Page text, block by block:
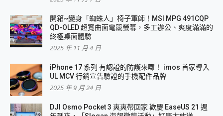
開箱~變身「蜘蛛人」椅子軍師！MSI MPG 491CQP
QD-OLED 超寬曲面電競螢幕，多工辦公、爽度滿滿的
終極桌面體驗
2025 年 11 月 4 日
iPhone 17 系列 有認證的防護來囉！ imos 首家導入
UL MCV 行銷宣告驗證的手機配件品牌
2025 年 9 月 24 日
DJI Osmo Pocket 3 爽爽帶回家 歡慶 EaseUS 21 週